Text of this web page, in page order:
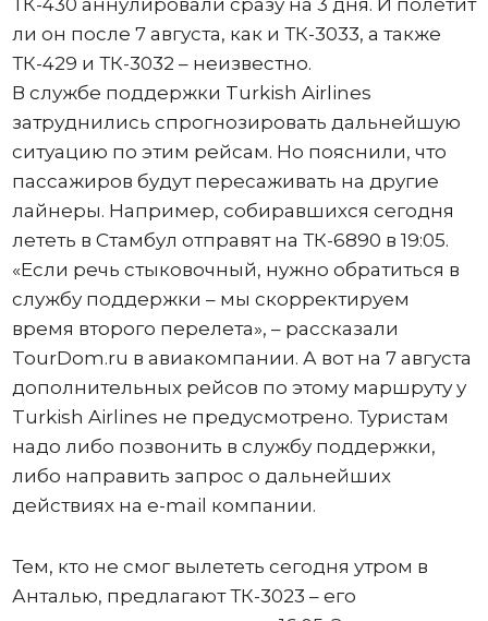
ли он после 7 августа, как и ТК-3033, а также
ТК-429 и ТК-3032 – неизвестно.
В службе поддержки Turkish Airlines
затруднились спрогнозировать дальнейшую
ситуацию по этим рейсам. Но пояснили, что
пассажиров будут пересаживать на другие
лайнеры. Например, собиравшихся сегодня
лететь в Стамбул отправят на ТК-6890 в 19:05.
«Если речь стыковочный, нужно обратиться в
службу поддержки – мы скорректируем
время второго перелета», – рассказали
TourDоm.ru в авиакомпании. А вот на 7 августа
дополнительных рейсов по этому маршруту у
Turkish Airlines не предусмотрено. Туристам
надо либо позвонить в службу поддержки,
либо направить запрос о дальнейших
действиях на e-mail компании.
Тем, кто не смог вылететь сегодня утром в
Анталью, предлагают ТК-3023 – его